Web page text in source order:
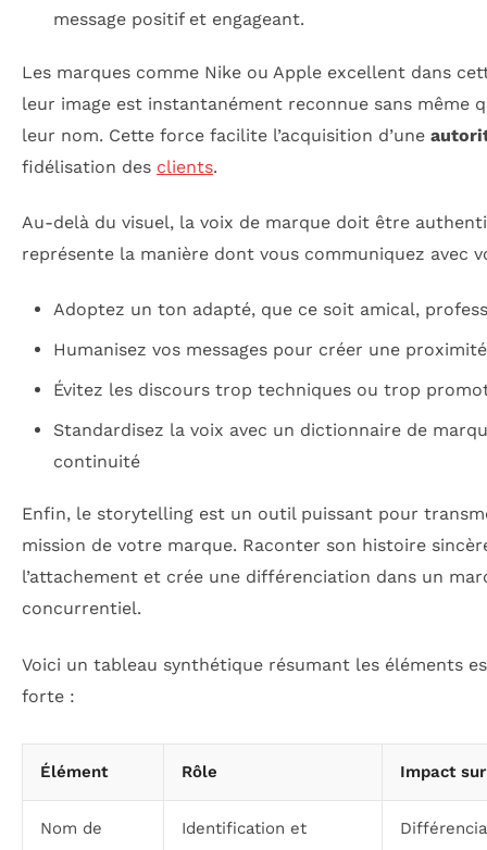
message positif et engageant.
Les marques comme Nike ou Apple excellent dans
leur image est instantanément reconnue sans même
leur nom. Cette force facilite l’acquisition d’une
fidélisation des clients.
Au-delà du visuel, la voix de marque doit être
représente la manière dont vous communiquez avec
Adoptez un ton adapté, que ce soit amical,
Humanisez vos messages pour créer une proximité
Évitez les discours trop techniques ou trop
Standardisez la voix avec un dictionnaire de
continuité
Enfin, le storytelling est un outil puissant pour
mission de votre marque. Raconter son histoire
l’attachement et crée une différenciation dans un
concurrentiel.
Voici un tableau synthétique résumant les éléments
forte :
Élément Rôle Impact
Nom de
Identification et